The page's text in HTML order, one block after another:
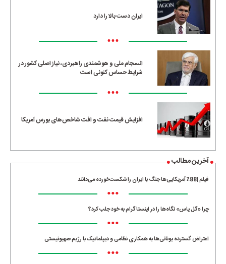
ایران دست بالا را دارد
•••
انسجام ملی و هوشمندی راهبردی، نیاز اصلی کشور در
شرایط حساس کنونی است
•••
افزایش قیمت نفت و افت شاخص‌های بورس آمریکا
آخرین مطالب
فیلم |88٪ آمریکایی‌ها جنگ با ایران را شکست‌خورده می‌دانند
•••
چرا «گل یاس» نگاه‌ها را در اینستاگرام به خود جلب کرد؟
•••
اعتراض گسترده یونانی‌ها به همکاری نظامی و دیپلماتیک با رژیم صهیونیستی
•••